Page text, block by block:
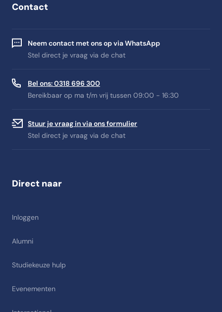
Contact
Neem contact met ons op via WhatsApp
Stel direct je vraag via de chat
Bel ons: 0318 696 300
Bereikbaar op ma t/m vrij tussen 09:00 - 16:30
Stuur je vraag in via ons formulier
Stel direct je vraag via de chat
Direct naar
Inloggen
Alumni
Studiekeuze hulp
Evenementen